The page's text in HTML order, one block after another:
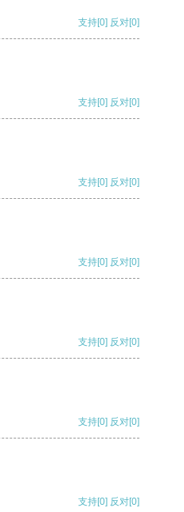
支持[0] 反对[0]
支持[0] 反对[0]
支持[0] 反对[0]
支持[0] 反对[0]
支持[0] 反对[0]
支持[0] 反对[0]
支持[0] 反对[0]